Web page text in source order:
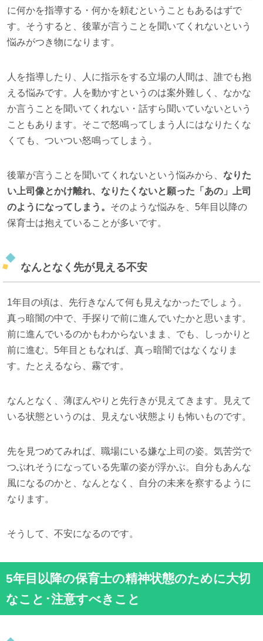
に何かを指導する・何かを頼むということもあるはずで
す。そうすると、後輩が言うことを聞いてくれないという
悩みがつき物になります。
人を指導したり、人に指示をする立場の人間は、誰でも抱
える悩みです。人を動かすというのは案外難しく、なかな
か言うことを聞いてくれない・話すら聞いていないという
こともあります。そこで怒鳴ってしまう人にはなりたくな
くても、ついつい怒鳴ってしまう。
後輩が言うことを聞いてくれないという悩みから、 なりた
い上司像とかけ離れ、なりたくないと願った「あの」上司
のようになってしまう。 そのような悩みを、5年目以降の
保育士は抱えていることが多いです。
なんとなく先が見える不安
1年目の頃は、先行きなんて何も見えなかったでしょう。
真っ暗闇の中で、手探りで前に進んでいたかと思います。
前に進んでいるのかもわからないまま、でも、しっかりと
前に進む。5年目ともなれば、真っ暗闇ではなくなりま
す。たとえるなら、霧です。
なんとなく、薄ぼんやりと先行きが見えてきます。見えて
いる状態というのは、見えない状態よりも怖いものです。
先を見つめてみれば、職場にいる嫌な上司の姿。気苦労で
つぶれそうになっている先輩の姿が浮かぶ。自分もあんな
風になるのかと、なんとなく、自分の未来を察するように
なります。
そうして、不安になるのです。
5年目以降の保育士の精神状態のために大切
なこと･注意すべきこと